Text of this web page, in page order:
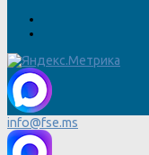
info@fse.ms